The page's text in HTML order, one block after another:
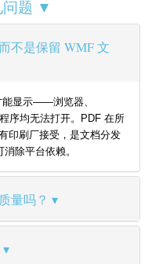
问题 ▼
不是保留 WMF 文
能显示——浏览器、
序均无法打开。PDF 在所
印刷厂接受，是文档分发
除平台依赖。
量吗？